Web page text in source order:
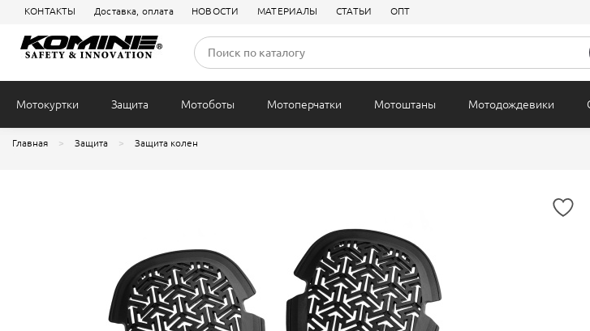
КОНТАКТЫ Доставка, оплата НОВОСТИ МАТЕРИАЛЫ СТАТЬИ ОПТ
Мотокуртки
Туризм Городские
Защита
Защита колен Внутренняя защита Для
Мотоботы Мотоперчатки
Летние
Мотоштаны
Всесезонные Джинсы
Мотодождевики
Подшлемники
Сумки на пояс
Главная Защита Защита колен